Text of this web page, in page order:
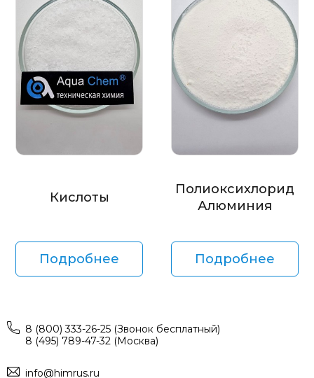
Кислоты
Подробнее
Полиоксихлорид
Алюминия
Подробнее
8 (800) 333-26-25 (Звонок бесплатный)
8 (495) 789-47-32 (Москва)
info@himrus.ru